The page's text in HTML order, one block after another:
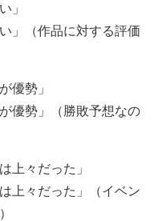
」
」（作品に対する評価
優勢」
優勢」（勝敗予想なの
上々だった」
上々だった」（イベン